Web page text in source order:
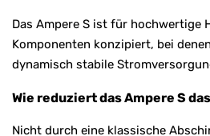
Das Ampere S ist für hochwertige
Komponenten konzipiert, bei
dynamisch stabile
Wie reduziert das Ampere S
Nicht durch eine klassische